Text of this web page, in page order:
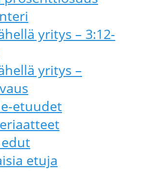
yritys – 3:12-
yritys –
etuudet
​​etuja